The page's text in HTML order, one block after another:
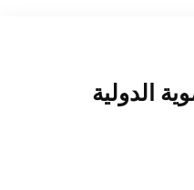
الدولية